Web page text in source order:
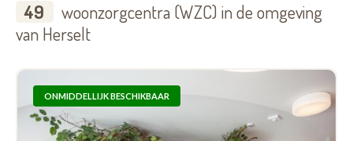
49
woonzorgcentra (WZC) in de omgeving
van Herselt
ONMIDDELLIJK BESCHIKBAAR